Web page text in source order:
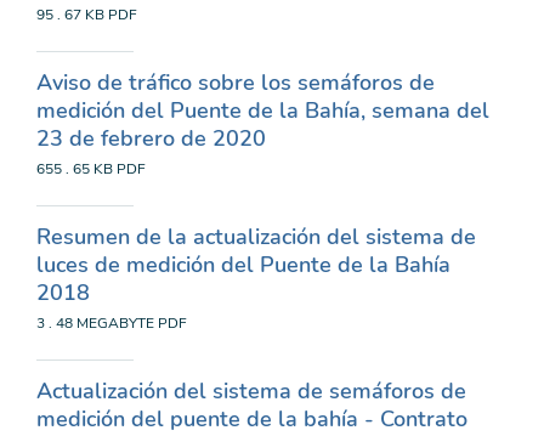
95 . 67 KB PDF
Aviso de tráfico sobre los semáforos de
medición del Puente de la Bahía, semana del
23 de febrero de 2020
655 . 65 KB PDF
Resumen de la actualización del sistema de
luces de medición del Puente de la Bahía
2018
3 . 48 MEGABYTE PDF
Actualización del sistema de semáforos de
medición del puente de la bahía - Contrato